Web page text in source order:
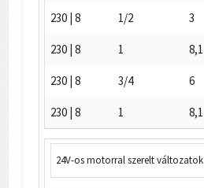
230 | 8 1/2 3
230 | 8 1 8,1
230 | 8 3/4 6
230 | 8 1 8,1
24V-os motorral szerelt változatok